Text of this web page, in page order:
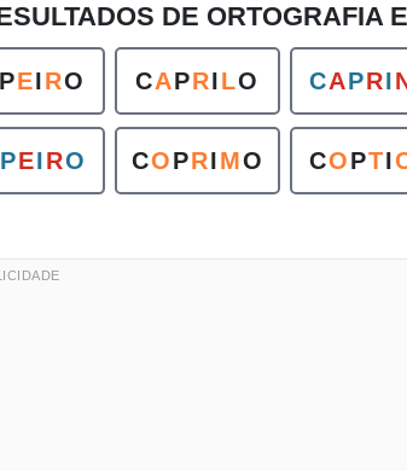
DE ORTOGRAFIA
PEIRO CAPRILO CAPRI
PEIRO COPRIMO COPTI